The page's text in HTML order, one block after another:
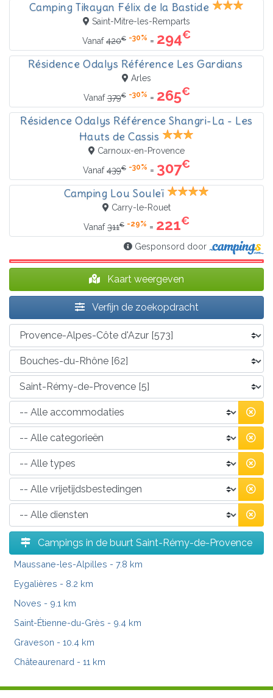
Camping Tikayan Félix de la Bastide
Saint-Mitre-les-Remparts
Vanaf420€ -30% = 294€
Résidence Odalys Référence Les Gardians
Arles
Vanaf379€ -30% = 265€
Résidence Odalys Référence Shangri-La - Les
Hauts de Cassis
Carnoux-en-Provence
Vanaf439€ -30% = 307€
Camping Lou Souleï
Carry-le-Rouet
Vanaf311€ -29% = 221€
Gesponsord door
Kaart weergeven
Verfijn de zoekopdracht
Campings in de buurt Saint-Rémy-de-Provence
Maussane-les-Alpilles - 7.8 km
Eygalières - 8.2 km
Noves - 9.1 km
Saint-Étienne-du-Grès - 9.4 km
Graveson - 10.4 km
Châteaurenard - 11 km